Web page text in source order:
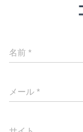
名前 *
メール *